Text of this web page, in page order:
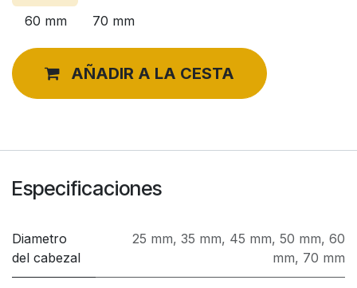
60 mm
70 mm
AÑADIR A LA CESTA
Especificaciones
Diametro
del cabezal
25 mm, 35 mm, 45 mm, 50 mm, 60
mm, 70 mm